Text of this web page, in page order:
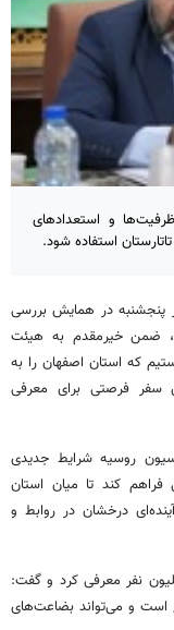
و استعدادهای
استفاده شود.
پنجشنبه در همایش بررسی
، ضمن خیرمقدم به هیئت
که استان اصفهان را به
سفر فرصتی برای معرفی
روسیه شرایط جدیدی
کند تا میان استان
درخشان در روابط و
اصفهان، جمعیت این استان را بیش از ۵ میلیون نفر معرفی کرد و گفت:
هزار کیلومتر مربع است و می‌تواند بضاعت‌های